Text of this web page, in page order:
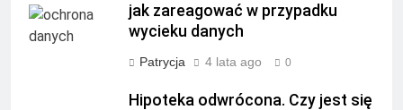
jak zareagować w przypadku
wycieku danych
Patrycja 4 lata ago 0
Hipoteka odwrócona. Czy jest się